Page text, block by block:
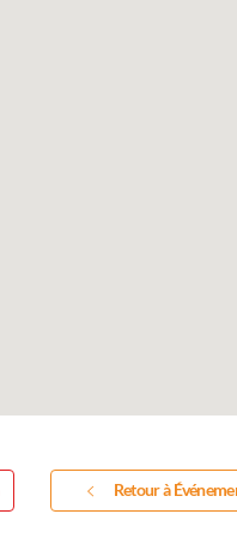
Retour à